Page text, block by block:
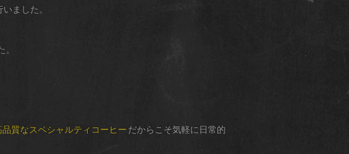
ました。
品質なスペシャルティコーヒー だからこそ気軽に日常的